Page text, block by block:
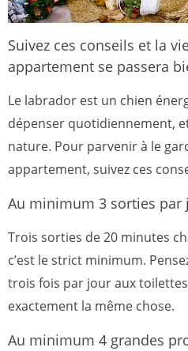
Suivez ces conseils et la
appartement se passera
Le labrador est un chien
dépenser quotidiennement,
nature. Pour parvenir à le
appartement, suivez ces
Au minimum 3 sorties par
Trois sorties de 20 minutes
c’est le strict minimum.
trois fois par jour aux
exactement la même chose.
Au minimum 4 grandes